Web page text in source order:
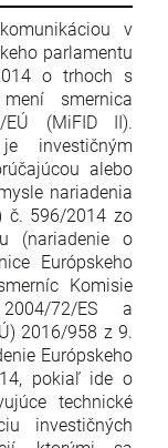
v
parlamentu
o trhoch s
smernica
(MiFID II).
investičným
alebo
nariadenia
č. 596/2014 zo
(nariadenie o
Európskeho
Komisie
72/ES a
2016/958 z 9.
Európskeho
pokiaľ ide o
technické
investičných